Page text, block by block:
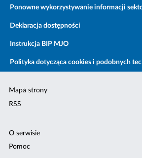
Ponowne wykorzystywanie informacji
Deklaracja dostępności
Instrukcja BIP MJO
Polityka dotycząca cookies i podobnych
Mapa strony
RSS
O serwisie
Pomoc